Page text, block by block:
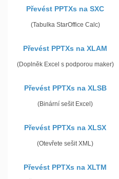
Převést PPTXs na SXC
(Tabulka StarOffice Calc)
Převést PPTXs na XLAM
(Doplněk Excel s podporou maker)
Převést PPTXs na XLSB
(Binární sešit Excel)
Převést PPTXs na XLSX
(Otevřete sešit XML)
Převést PPTXs na XLTM